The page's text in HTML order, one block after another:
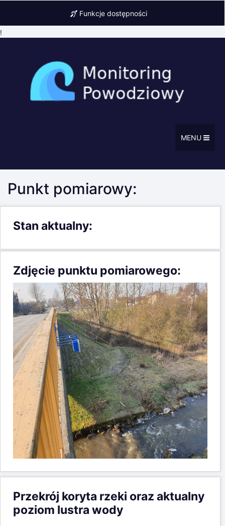
Funkcje dostępności
!
MENU
Punkt pomiarowy:
Stan aktualny:
Zdjęcie punktu pomiarowego:
Przekrój koryta rzeki oraz aktualny
poziom lustra wody